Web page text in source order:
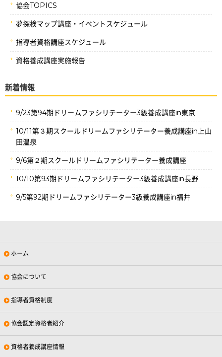
協会TOPICS
夢探検マップ講座・イベントスケジュール
指導者資格講座スケジュール
資格養成講座実施報告
新着情報
9/23第94期ドリームファシリテーター3級養成講座in東京
10/11第３期スクールドリームファシリテーター養成講座in上山
田温泉
9/6第２期スクールドリームファシリテーター養成講座
10/10第93期ドリームファシリテーター3級養成講座in長野
9/5第92期ドリームファシリテーター3級養成講座in福井
ホーム
協会について
指導者資格制度
協会認定資格者紹介
資格者養成講座情報